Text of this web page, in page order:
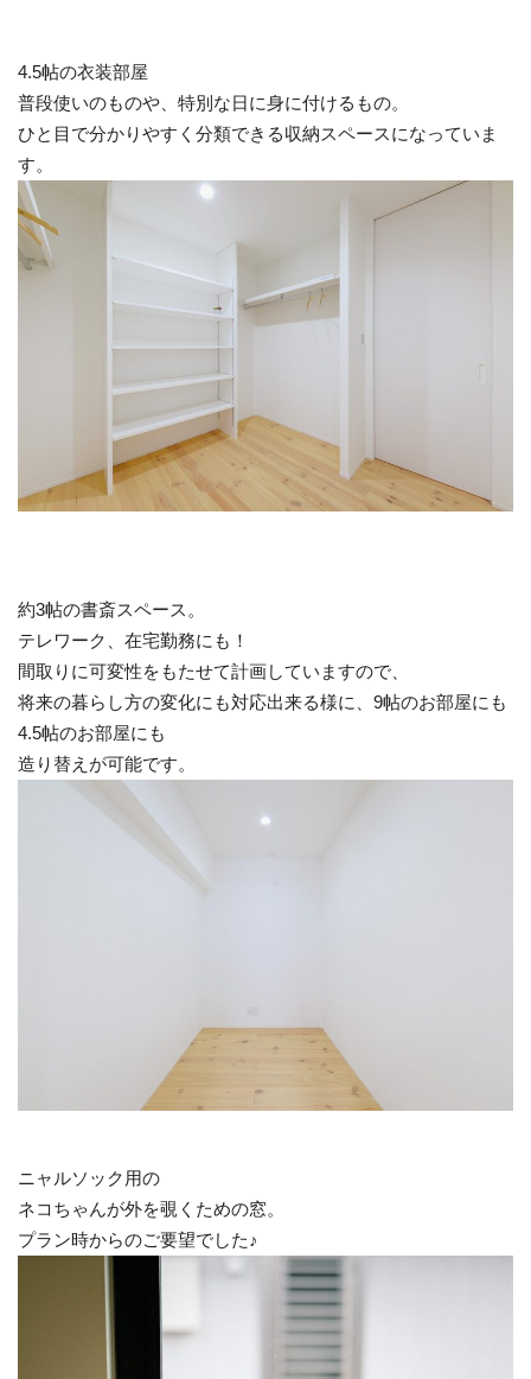
4.5帖の衣装部屋
普段使いのものや、特別な日に身に付けるもの。
ひと目で分かりやすく分類できる収納スペースになっていま
す。
約3帖の書斎スペース。
テレワーク、在宅勤務にも！
間取りに可変性をもたせて計画していますので、
将来の暮らし方の変化にも対応出来る様に、9帖のお部屋にも
4.5帖のお部屋にも
造り替えが可能です。
ニャルソック用の
ネコちゃんが外を覗くための窓。
プラン時からのご要望でした♪